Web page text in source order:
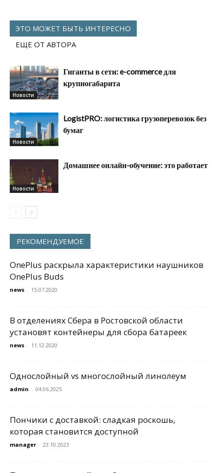
ЭТО МОЖЕТ БЫТЬ ИНТЕРЕСНО
ЕЩЕ ОТ АВТОРА
Новости
Гиганты в сети: e-commerce для
крупногабарита
Новости
LogistPRO: логистика грузоперевозок без
бумаг
Новости
Домашнее онлайн-обучение: это работает
РЕКОМЕНДУЕМОЕ
OnePlus раскрыла характеристики наушников
OnePlus Buds
news - 15.07.2020
В отделениях Сбера в Ростовской области
установят контейнеры для сбора батареек
news - 11.12.2020
Однослойный vs многослойный линолеум
admin - 04.06.2025
Пончики с доставкой: сладкая роскошь,
которая становится доступной
manager - 23.10.2023